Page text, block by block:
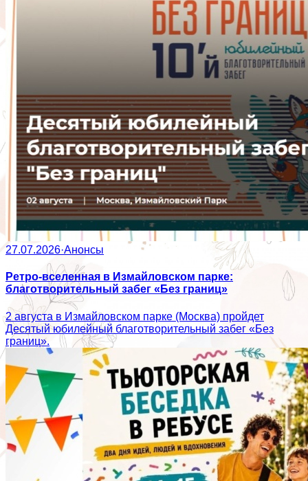
27.07.2026·Анонсы
Ретро-вселенная в Измайловском парке:
благотворительный забег «Без границ»
2 августа в Измайловском парке (Москва) пройдет
Десятый юбилейный благотворительный забег «Без
границ».